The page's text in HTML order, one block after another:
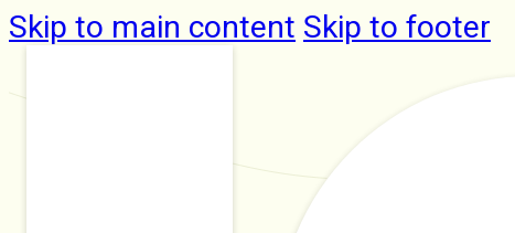
Skip to main content Skip to footer